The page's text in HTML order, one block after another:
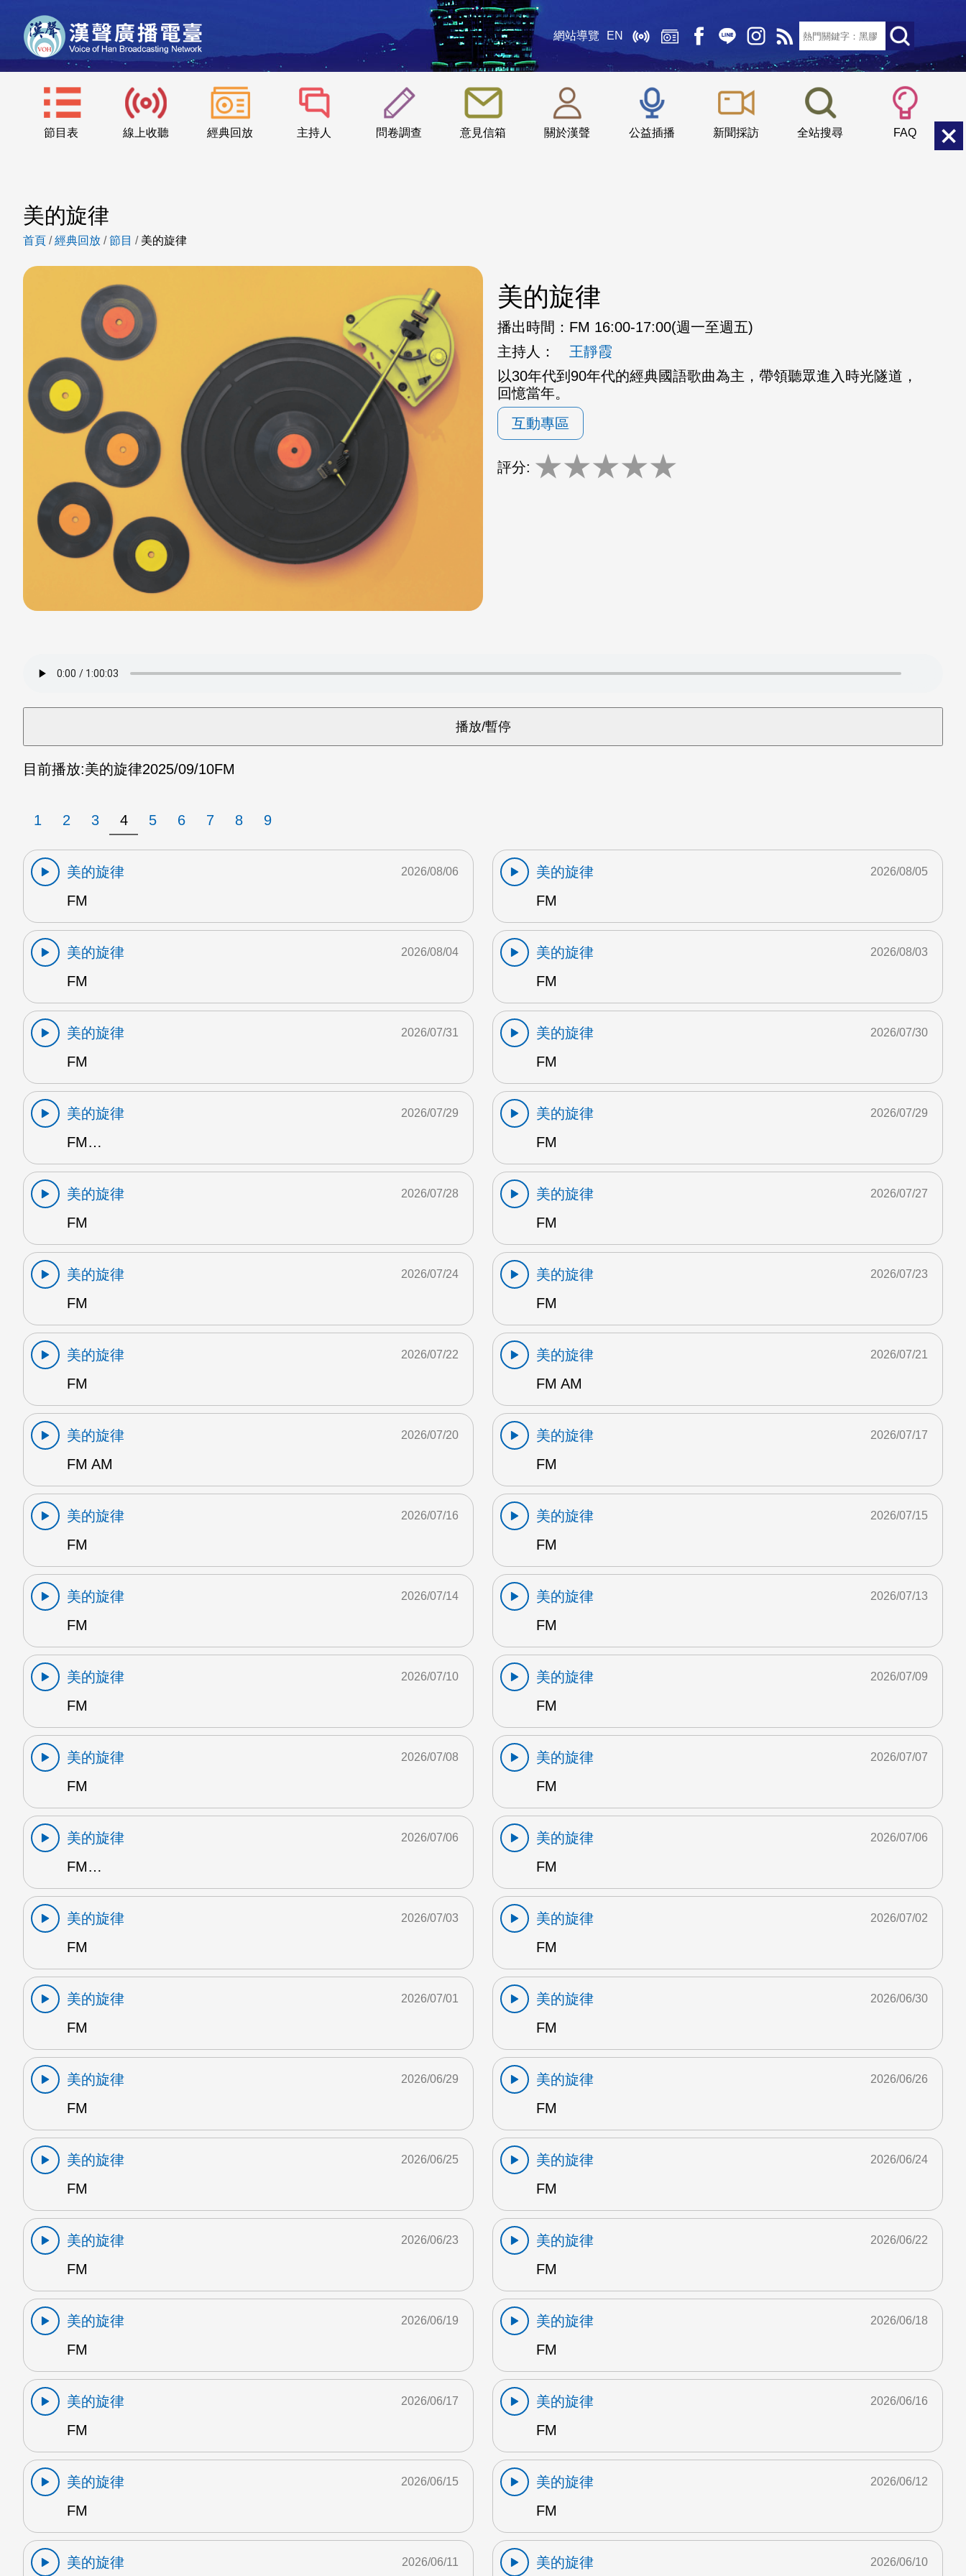
網站導覽 EN
節目表 線上收聽 經典回放 主持人 問卷調查 意見信箱 關於漢聲 公益插播 新聞採訪 全站搜尋 FAQ
::: 小 中
美的旋律
首頁 /經典回放 /節目 / 美的旋律
美的旋律
播出時間： FM 16:00-17:00(週一至週五)
主持人：
王靜霞
以30年代到90年代的經典國語歌曲為主，帶領聽眾進入時光隧道，
回憶當年。
互動專區
評分: ★★★★★
目前播放:美的旋律2025/09/10FM
1 2 3 4 5 6 7 8 9
美的旋律
FM
2026/08/06
美的旋律
FM
2026/08/05
美的旋律
FM
2026/08/04
美的旋律
FM
2026/08/03
美的旋律
FM
2026/07/31
美的旋律
FM
2026/07/30
美的旋律
FM…
2026/07/29
美的旋律
FM
2026/07/29
美的旋律
FM
2026/07/28
美的旋律
FM
2026/07/27
美的旋律
FM
2026/07/24
美的旋律
FM
2026/07/23
美的旋律
FM
2026/07/22
美的旋律
FM AM
2026/07/21
美的旋律
FM AM
2026/07/20
美的旋律
FM
2026/07/17
美的旋律
FM
2026/07/16
美的旋律
FM
2026/07/15
美的旋律
FM
2026/07/14
美的旋律
FM
2026/07/13
美的旋律
FM
2026/07/10
美的旋律
FM
2026/07/09
美的旋律
FM
2026/07/08
美的旋律
FM
2026/07/07
美的旋律
FM…
2026/07/06
美的旋律
FM
2026/07/06
美的旋律
FM
2026/07/03
美的旋律
FM
2026/07/02
美的旋律
FM
2026/07/01
美的旋律
FM
2026/06/30
美的旋律
FM
2026/06/29
美的旋律
FM
2026/06/26
美的旋律
FM
2026/06/25
美的旋律
FM
2026/06/24
美的旋律
FM
2026/06/23
美的旋律
FM
2026/06/22
美的旋律
FM
2026/06/19
美的旋律
FM
2026/06/18
美的旋律
FM
2026/06/17
美的旋律
FM
2026/06/16
美的旋律
FM
2026/06/15
美的旋律
FM
2026/06/12
美的旋律 2026/06/11 美的旋律 2026/06/10